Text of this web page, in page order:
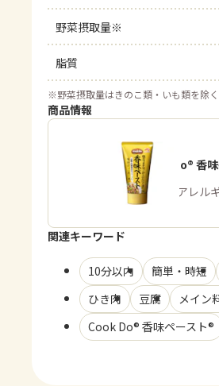
野菜摂取量※
脂質
※野菜摂取量はきのこ類・いも類を除く
商品情報
「Cook Do® 香味
商品・アレル
関連キーワード
10分以内 簡単・時短
ひき肉
豆腐 メイン
Cook Do® 香味ペースト®